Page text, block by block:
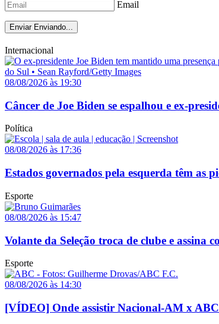
Email
Enviar Enviando...
Internacional
08/08/2026 às 19:30
Câncer de Joe Biden se espalhou e ex-
Política
08/08/2026 às 17:36
Estados governados pela esquerda têm as
Esporte
08/08/2026 às 15:47
Volante da Seleção troca de clube e assina
Esporte
08/08/2026 às 14:30
[VÍDEO] Onde assistir Nacional-AM x